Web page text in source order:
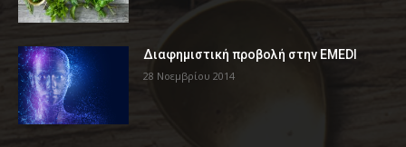
Διαφημιστική προβολή στην EMEDI
28 Νοεμβρίου 2014